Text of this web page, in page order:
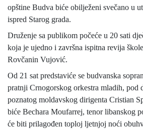
opštine Budva biće obilježeni svečano u
ispred Starog grada.
Druženje sa publikom počeće u 20 sati
koja je ujedno i završna ispitna revija
Rovčanin Vujović.
Od 21 sat predstaviće se budvanska
pratnji Crnogorskog orkestra mladih, pod
poznatog moldavskog dirigenta Cristian
biće Bechara Moufarrej, tenor libanskog
će biti prilagođen toploj ljetnjoj noći